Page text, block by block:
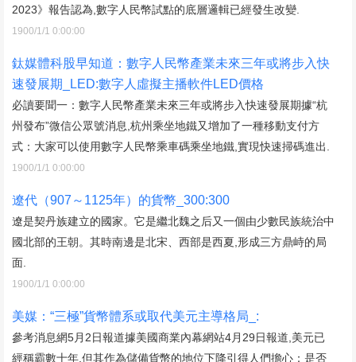
2023》報告認為,數字人民幣試點的底層邏輯已經發生改變.
1900/1/1 0:00:00
鈦媒體科股早知道：數字人民幣產業未來三年或將步入快
速發展期_LED:數字人虛擬主播軟件LED價格
必讀要聞一：數字人民幣產業未來三年或將步入快速發展期據“杭
州發布”微信公眾號消息,杭州乘坐地鐵又增加了一種移動支付方
式：大家可以使用數字人民幣乘車碼乘坐地鐵,實現快速掃碼進出.
1900/1/1 0:00:00
遼代（907～1125年）的貨幣_300:300
遼是契丹族建立的國家。它是繼北魏之后又一個由少數民族統治中
國北部的王朝。其時南邊是北宋、西部是西夏,形成三方鼎峙的局
面.
1900/1/1 0:00:00
美媒：“三極”貨幣體系或取代美元主導格局_:
參考消息網5月2日報道據美國商業內幕網站4月29日報道,美元已
經稱霸數十年,但其作為儲備貨幣的地位下降引得人們擔心：是否